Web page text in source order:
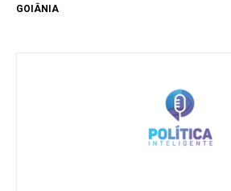
GOIÂNIA